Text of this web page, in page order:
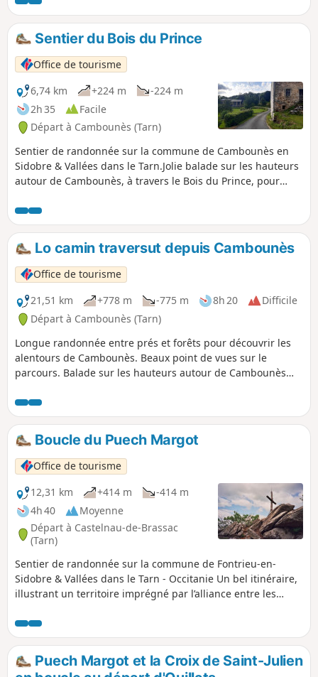
Sentier du Bois du Prince
Office de tourisme
6,74 km
+224 m
-224 m
2h 35
Facile
Départ à Cambounès (Tarn)
Sentier de randonnée sur la commune de Cambounès en
Sidobre & Vallées dans le Tarn.Jolie balade sur les hauteurs
autour de Cambounès, à travers le Bois du Prince, pour
Durencuse. À ne pas rater : une pierre plantée et les ruines
de Fourmigues. Magnifique panorama sur les vallées
avoisinantes de Cambounès.
Lo camin traversut depuis Cambounès
Office de tourisme
21,51 km
+778 m -775 m 8h 20
Difficile
Départ à Cambounès (Tarn)
Longue randonnée entre prés et forêts pour découvrir les
alentours de Cambounès. Beaux point de vues sur le
parcours. Balade sur les hauteurs autour de Cambounès
d'admirer le petit patrimoine du territoire : église des
villages et des hameaux. Mais aussi un patrimoine plus rare
"pierre plantée" et menhir.Selon votre envie vous trouverez
trois raccourcis :Raccourci 1 : de Lagrange à
CambounèsRaccourci 2 : de la Fourche à Cambounès par
CombelirouRaccourci 3 : de Fontbelle à Cambounès par le
GR®36
Boucle du Puech Margot
Office de tourisme
12,31 km
+414 m
-414 m
4h 40
Moyenne
Départ à Castelnau-de-Brassac
(Tarn)
Sentier de randonnée sur la commune de Fontrieu-en-
Sidobre & Vallées dans le Tarn - Occitanie Un bel itinéraire,
illustrant un territoire imprégné par l’alliance entre les
ainsi aux promeneurs une belle mosaïque paysagère. Un
vallon verdoyant traverse la vaste commune de Fontrieu,
parmi de belles terres d’élevage parsemées de haies et de
murets de pierres sèches. C’est là que s’est établi le couvent
Puech Margot et la Croix de Saint-Julien